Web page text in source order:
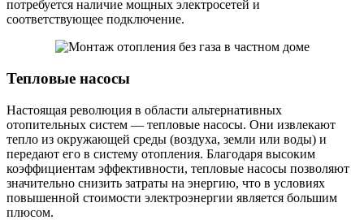
потребуется наличие мощных электросетей и
соответствующее подключение.
Тепловые насосы
Настоящая революция в области альтернативных
отопительных систем — тепловые насосы. Они извлекают
тепло из окружающей среды (воздуха, земли или воды) и
передают его в систему отопления. Благодаря высоким
коэффициентам эффективности, тепловые насосы позволяют
значительно снизить затраты на энергию, что в условиях
повышенной стоимости электроэнергии является большим
плюсом.